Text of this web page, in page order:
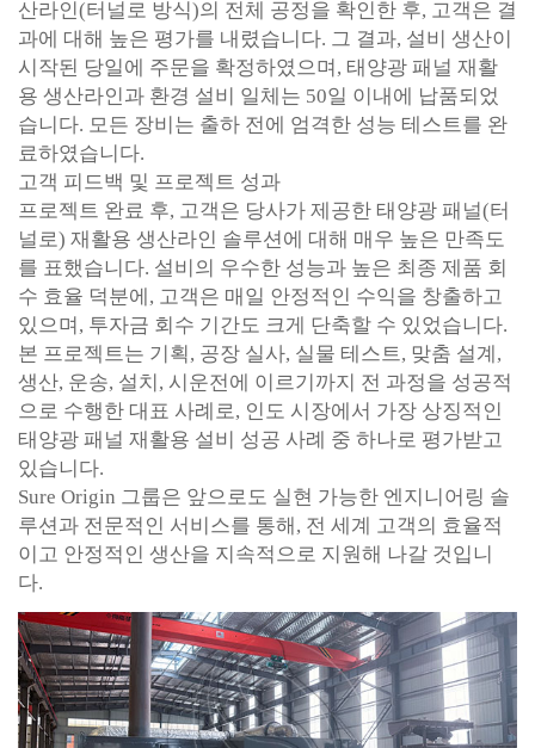
산라인(터널로 방식)의 전체 공정을 확인한 후, 고객은 결
과에 대해 높은 평가를 내렸습니다. 그 결과, 설비 생산이
시작된 당일에 주문을 확정하였으며, 태양광 패널 재활
용 생산라인과 환경 설비 일체는 50일 이내에 납품되었
습니다. 모든 장비는 출하 전에 엄격한 성능 테스트를 완
료하였습니다.
고객 피드백 및 프로젝트 성과
프로젝트 완료 후, 고객은 당사가 제공한 태양광 패널(터
널로) 재활용 생산라인 솔루션에 대해 매우 높은 만족도
를 표했습니다. 설비의 우수한 성능과 높은 최종 제품 회
수 효율 덕분에, 고객은 매일 안정적인 수익을 창출하고
있으며, 투자금 회수 기간도 크게 단축할 수 있었습니다.
본 프로젝트는 기획, 공장 실사, 실물 테스트, 맞춤 설계,
생산, 운송, 설치, 시운전에 이르기까지 전 과정을 성공적
으로 수행한 대표 사례로, 인도 시장에서 가장 상징적인
태양광 패널 재활용 설비 성공 사례 중 하나로 평가받고
있습니다.
Sure Origin 그룹은 앞으로도 실현 가능한 엔지니어링 솔
루션과 전문적인 서비스를 통해, 전 세계 고객의 효율적
이고 안정적인 생산을 지속적으로 지원해 나갈 것입니
다.